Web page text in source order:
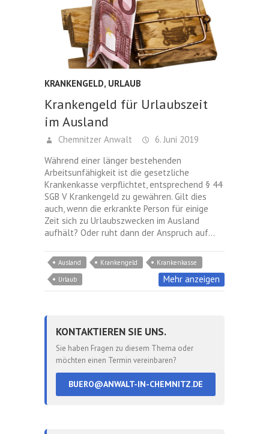
KRANKENGELD, URLAUB
Krankengeld für Urlaubszeit
im Ausland
Chemnitzer Anwalt
6. Juni 2019
Während einer länger bestehenden
Arbeitsunfähigkeit ist die gesetzliche
Krankenkasse verpflichtet, entsprechend § 44
SGB V Krankengeld zu gewähren. Gilt dies
auch, wenn die erkrankte Person für einige
Zeit sich zu Urlaubszwecken im Ausland
aufhält? Oder ruht dann der Anspruch auf…
Ausland Krankengeld
Krankenkasse
Urlaub
Mehr anzeigen
KONTAKTIEREN SIE UNS.
Sie haben Fragen zu diesem Thema oder
möchten einen Termin vereinbaren?
BUERO@ANWALT-IN-CHEMNITZ.DE